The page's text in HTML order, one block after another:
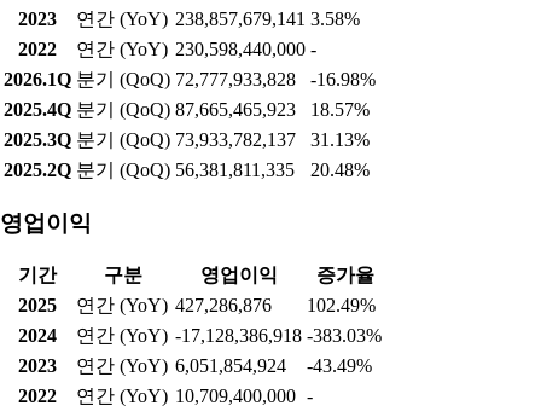
2023
연간 (YoY) 238,857,679,141 3.58%
2022
연간 (YoY) 230,598,440,000 -
2026.1Q 분기 (QoQ) 72,777,933,828
-16.98%
2025.4Q 분기 (QoQ) 87,665,465,923
18.57%
2025.3Q 분기 (QoQ) 73,933,782,137
31.13%
2025.2Q 분기 (QoQ) 56,381,811,335 20.48%
영업이익
기간 구분 영업이익
증가율
2025
연간 (YoY) 427,286,876
102.49%
2024
연간 (YoY) -17,128,386,918 -383.03%
2023
연간 (YoY) 6,051,854,924
-43.49%
2022
연간 (YoY) 10,709,400,000 -